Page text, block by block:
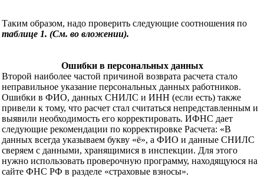
Таким образом, надо проверить следующие соотношения по
таблице 1. (См. во вложении).
Ошибки в персональных данных
Второй наиболее частой причиной возврата расчета стало
неправильное указание персональных данных работников.
Ошибки в ФИО, данных СНИЛС и ИНН (если есть) также
привели к тому, что расчет стал считаться непредставленным и
выявили необходимость его корректировать. ИФНС дает
следующие рекомендации по корректировке Расчета: «В
данных всегда указываем букву «ё», а ФИО и данные СНИЛС
сверяем с данными, хранящимися в инспекции. Для этого
нужно использовать проверочную программу, находящуюся на
сайте ФНС РФ в разделе «страховые взносы».